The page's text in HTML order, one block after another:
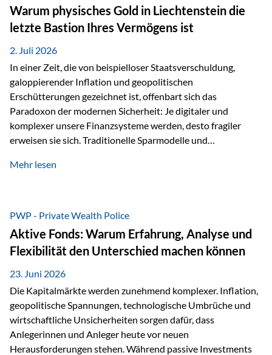
einen Teil seines Vermögens. Einige Jahre später möchte die
Tochter das Geld kurzfristig verwenden, um…
Warum physisches Gold in Liechtenstein die
letzte Bastion Ihres Vermögens ist
2. Juli 2026
In einer Zeit, die von beispielloser Staatsverschuldung,
galoppierender Inflation und geopolitischen
Erschütterungen gezeichnet ist, offenbart sich das
Paradoxon der modernen Sicherheit: Je digitaler und
komplexer unsere Finanzsysteme werden, desto fragiler
erweisen sie sich. Traditionelle Sparmodelle und
unumstößlich galten, versagen angesichts der expansiven
Nostalgie dar, sondern ist die modernste und strategisch
klügste Antwort auf globale Instabilität. Physische Werte
und der richtige Rechtsstandort sind heute keine bloße
Option mehr, sondern eine strategische Notwendigkeit. 1.
Der massive Aufwand hinter einem winzigen…
Mehr lesen
PWP - Private Wealth Police
Aktive Fonds: Warum Erfahrung, Analyse und
Flexibilität den Unterschied machen können
23. Juni 2026
Die Kapitalmärkte werden zunehmend komplexer. Inflation,
geopolitische Spannungen, technologische Umbrüche und
wirtschaftliche Unsicherheiten sorgen dafür, dass
Anlegerinnen und Anleger heute vor neuen
Herausforderungen stehen. Während passive Investments